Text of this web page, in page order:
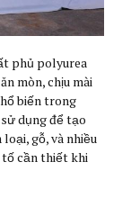
phủ polyurea
mòn, chịu mài
biến trong
dụng để tạo
gỗ, và nhiều
tố cần thiết khi